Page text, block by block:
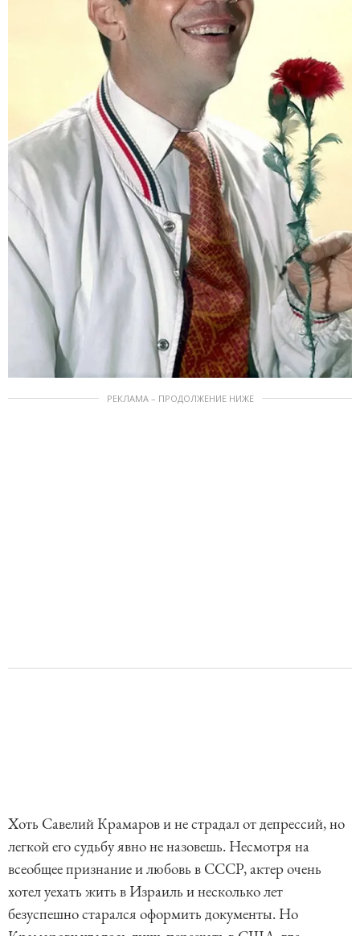
РЕКЛАМА – ПРОДОЛЖЕНИЕ НИЖЕ
Хоть Савелий Крамаров и не страдал от депрессий, но
легкой его судьбу явно не назовешь. Несмотря на
всеобщее признание и любовь в СССР, актер очень
хотел уехать жить в Израиль и несколько лет
безуспешно старался оформить документы. Но